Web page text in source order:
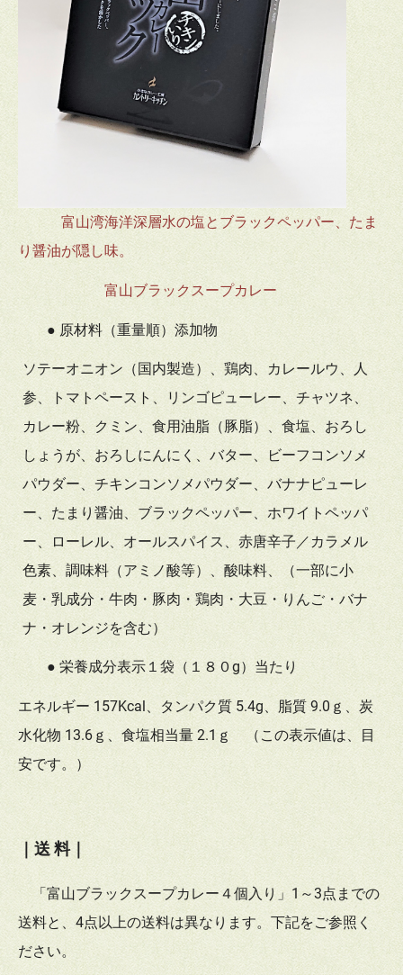
富山湾海洋深層水の塩とブラックペッパー、たま
り醤油が隠し味。
富山ブラックスープカレー
● 原材料（重量順）添加物
ソテーオニオン（国内製造）、鶏肉、カレールウ、人
参、トマトペースト、リンゴピューレー、チャツネ、
カレー粉、クミン、食用油脂（豚脂）、食塩、おろし
しょうが、おろしにんにく、バター、ビーフコンソメ
パウダー、チキンコンソメパウダー、バナナピューレ
ー、たまり醤油、ブラックペッパー、ホワイトペッパ
ー、ローレル、オールスパイス、赤唐辛子／カラメル
色素、調味料（アミノ酸等）、酸味料、（一部に小
麦・乳成分・牛肉・豚肉・鶏肉・大豆・りんご・バナ
ナ・オレンジを含む）
● 栄養成分表示１袋（１８０g）当たり
エネルギー 157Kcal、タンパク質 5.4g、脂質 9.0ｇ、炭
水化物 13.6ｇ、食塩相当量 2.1ｇ （この表示値は、目
安です。）
｜送 料｜
「富山ブラックスープカレー４個入り」1～3点までの
送料と、4点以上の送料は異なります。下記をご参照く
ださい。